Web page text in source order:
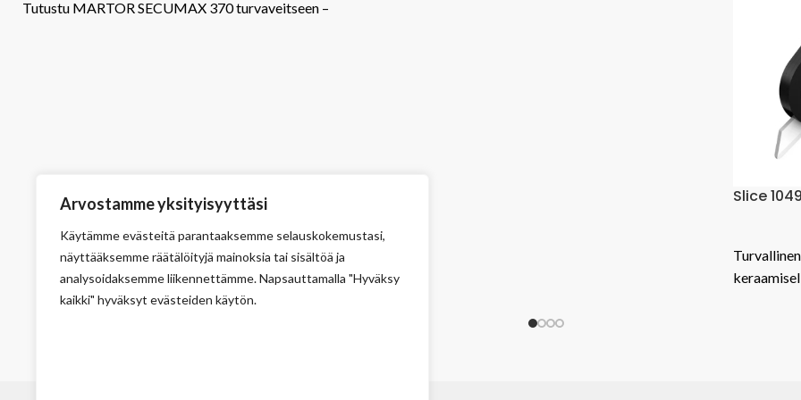
Arvostamme yksityisyyttäsi
Käytämme evästeitä parantaaksemme selauskokemustasi,
näyttääksemme räätälöityjä mainoksia tai sisältöä ja
analysoidaksemme liikennettämme. Napsauttamalla "Hyväksy
kaikki" hyväksyt evästeiden käytön.
keraamisella terällä
Musta
antaa
0,0958 kg